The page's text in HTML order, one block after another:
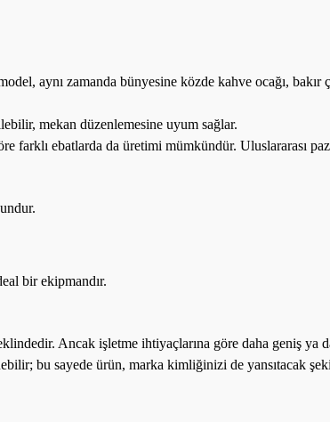
aynı zamanda bünyesine közde kahve ocağı, bakır
mekan düzenlemesine uyum sağlar.
farklı ebatlarda da üretimi mümkündür. Uluslararası
bir ekipmandır.
Ancak işletme ihtiyaçlarına göre daha geniş ya
bu sayede ürün, marka kimliğinizi de yansıtacak